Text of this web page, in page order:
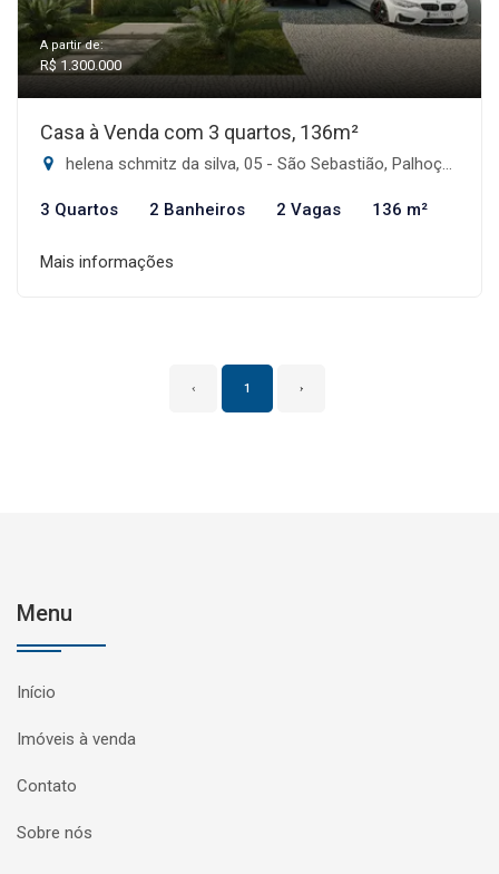
A partir de:
R$ 1.300.000
Casa à Venda com 3 quartos, 136m²
helena schmitz da silva, 05 - São Sebastião, Palhoça-SC
3 Quartos 2 Banheiros 2 Vagas 136 m²
Mais informações
‹ 1 ›
Menu
Início
Imóveis à venda
Contato
Sobre nós